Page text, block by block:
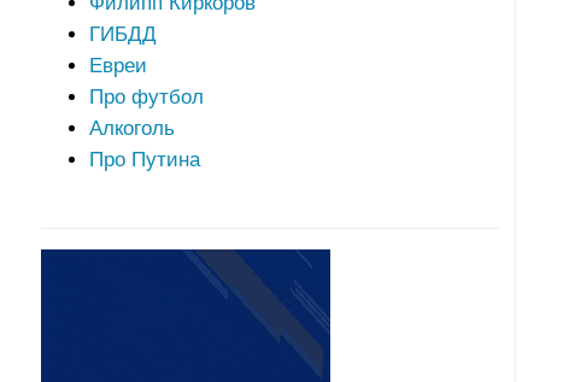
ГИБДД
Евреи
Про футбол
Алкоголь
Про Путина